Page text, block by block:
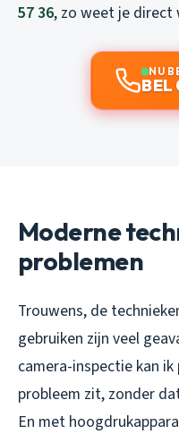
57 36, zo weet je direct
NU
BEL
Moderne
problemen
Trouwens, de
gebruiken zijn veel
camera-inspectie kan
probleem zit, zonder
En met